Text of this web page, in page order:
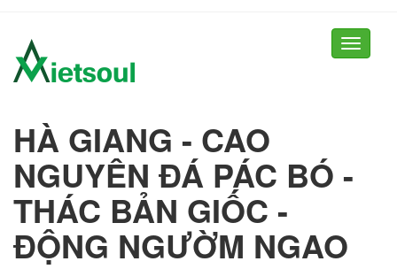
Toggle
HÀ GIANG - CAO
NGUYÊN ĐÁ PÁC BÓ -
THÁC BẢN GIỐC -
ĐỘNG NGƯỜM NGAO